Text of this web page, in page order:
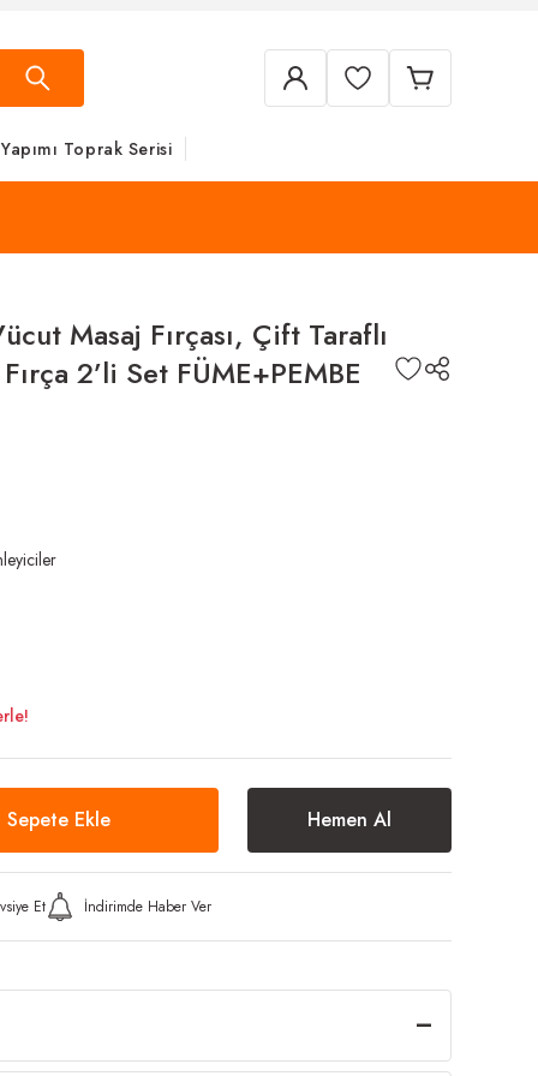
Toprak Serisi
Masaj Fırçası, Çift Taraflı
2’li Set FÜME+PEMBE
Sepete Ekle Hemen Al
Et İndirimde Haber Ver